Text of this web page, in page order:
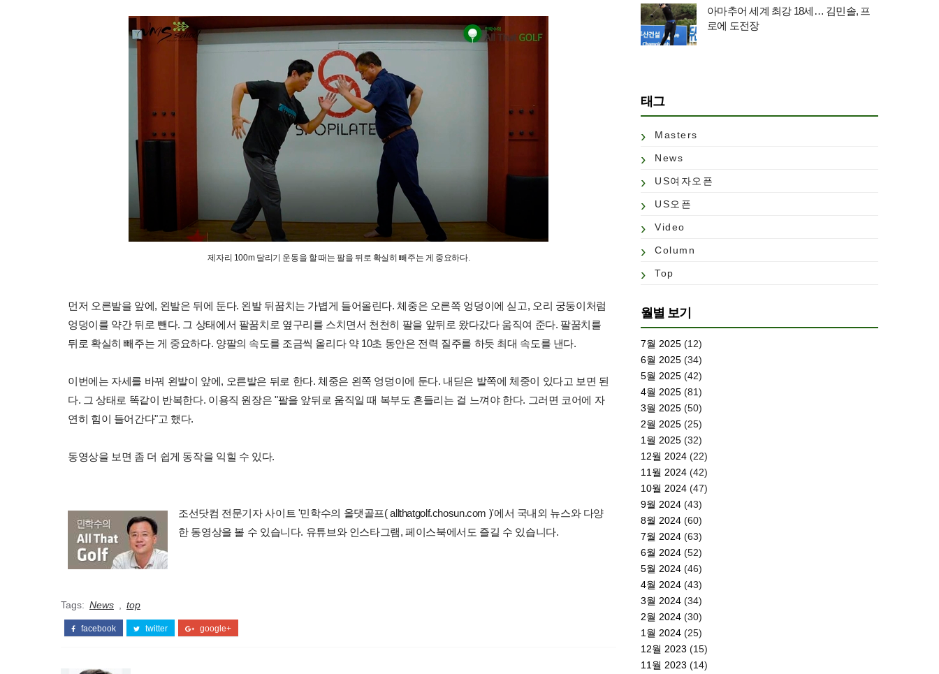
제자리 100m 달리기 운동을 할 때는 팔을 뒤로 확실히 빼주는 게 중요하다.
먼저 오른발을 앞에, 왼발은 뒤에 둔다. 왼발 뒤꿈치는 가볍게 들어올린다. 체중은 오른쪽 엉덩이에 싣고, 오리 궁둥이처럼
엉덩이를 약간 뒤로 뺀다. 그 상태에서 팔꿈치로 옆구리를 스치면서 천천히 팔을 앞뒤로 왔다갔다 움직여 준다. 팔꿈치를
뒤로 확실히 빼주는 게 중요하다. 양팔의 속도를 조금씩 올리다 약 10초 동안은 전력 질주를 하듯 최대 속도를 낸다.
이번에는 자세를 바꿔 왼발이 앞에, 오른발은 뒤로 한다. 체중은 왼쪽 엉덩이에 둔다. 내딛은 발쪽에 체중이 있다고 보면 된
다. 그 상태로 똑같이 반복한다. 이용직 원장은 "팔을 앞뒤로 움직일 때 복부도 흔들리는 걸 느껴야 한다. 그러면 코어에 자
연히 힘이 들어간다"고 했다.
동영상을 보면 좀 더 쉽게 동작을 익힐 수 있다.
조선닷컴 전문기자 사이트 '민학수의 올댓골프( allthatgolf.chosun.com )'에서 국내외 뉴스와 다양
한 동영상을 볼 수 있습니다. 유튜브와 인스타그램, 페이스북에서도 즐길 수 있습니다.
Tags: News top
facebook twitter google+
아마추어 세계 최강 18세… 김민솔, 프
로에 도전장
태그
Masters
News
US여자오픈
US오픈
Video
Column
Top
월별 보기
7월 2025 (12)
6월 2025 (34)
5월 2025 (42)
4월 2025 (81)
3월 2025 (50)
2월 2025 (25)
1월 2025 (32)
12월 2024 (22)
11월 2024 (42)
10월 2024 (47)
9월 2024 (43)
8월 2024 (60)
7월 2024 (63)
6월 2024 (52)
5월 2024 (46)
4월 2024 (43)
3월 2024 (34)
2월 2024 (30)
1월 2024 (25)
12월 2023 (15)
11월 2023 (14)